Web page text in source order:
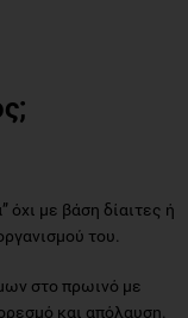
όχι με βάση δίαιτες ή
του.
στο πρωινό με
και απόλαυση.